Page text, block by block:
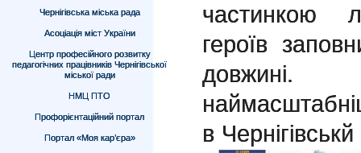
Чернігівська міська рада
Асоціація міст України
Центр професійного розвитку
педагогічних працівників Чернігівської
міської ради
НМЦ ПТО
Профорієнтаційний портал
Портал «Моя кар’єра»
частинкою
героїв
в